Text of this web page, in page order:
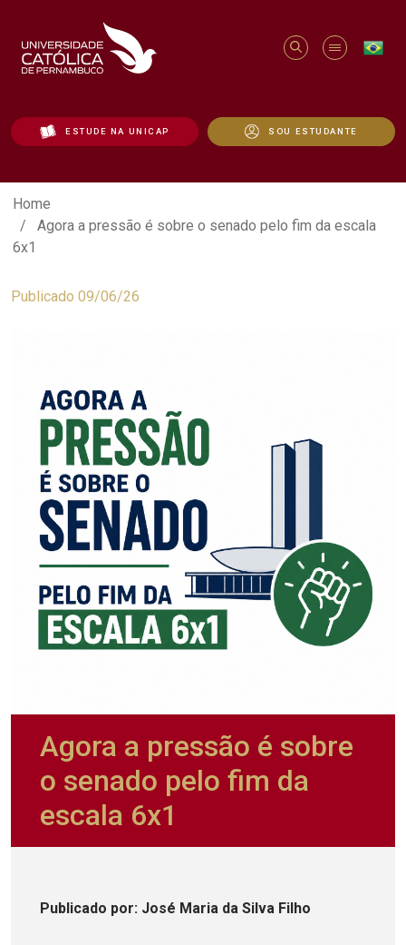
ESTUDE NA UNICAP SOU ESTUDANTE
Agora a pressão é sobre o senado pelo
Home
Agora a pressão é sobre o senado pelo fim da escala
6x1
Publicado 09/06/26
Agora a pressão é sobre
o senado pelo fim da
escala 6x1
Publicado por: José Maria da Silva Filho